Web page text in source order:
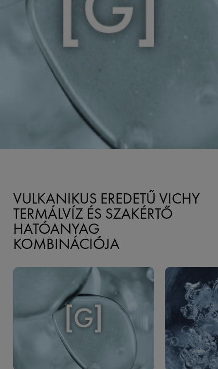
VULKANIKUS EREDETŰ VICHY
TERMÁLVÍZ ÉS SZAKÉRTŐ
HATÓANYAG
KOMBINÁCIÓJA